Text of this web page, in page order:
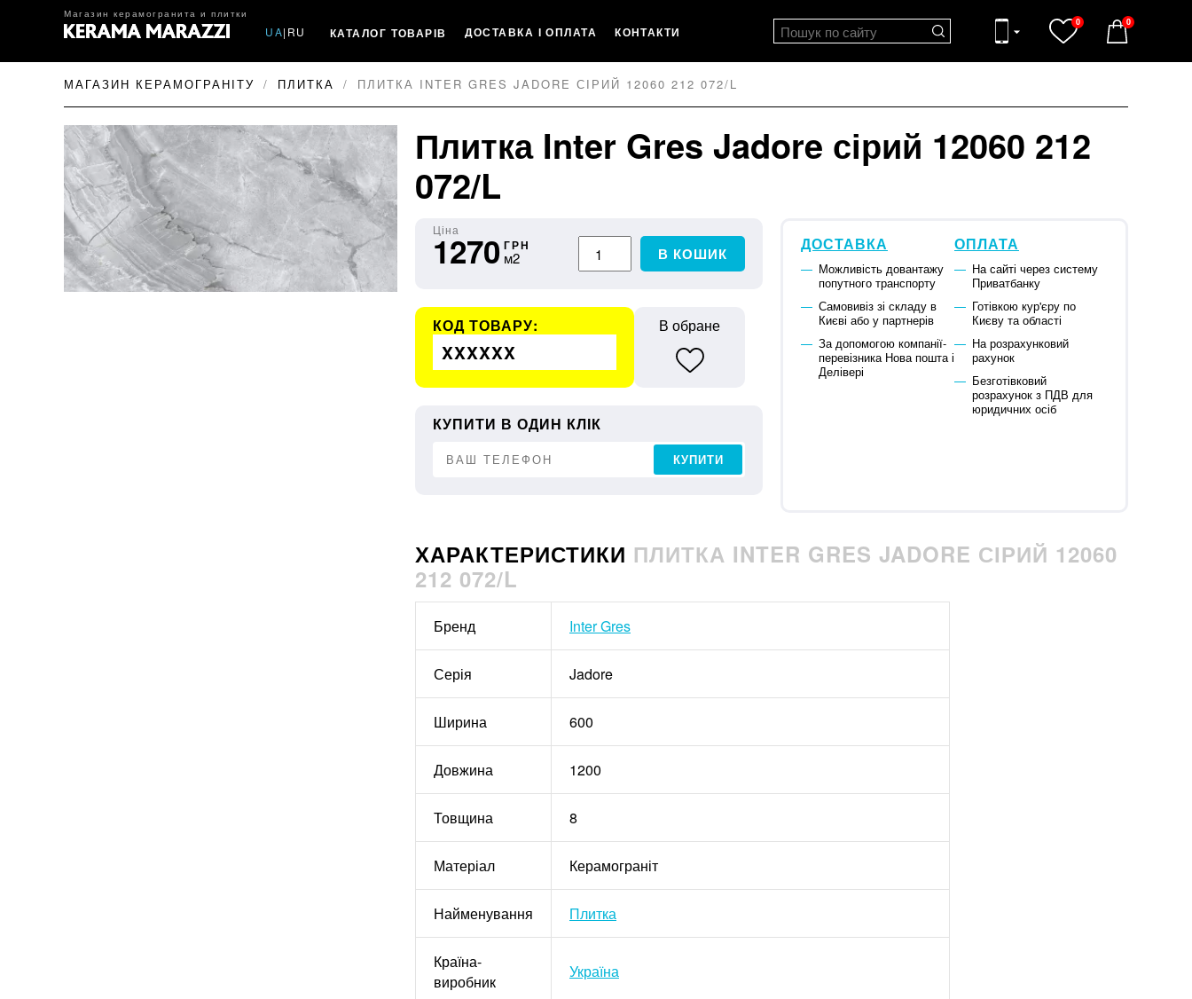
Магазин керамогранита и плитки
UA| RU КАТАЛОГ ТОВАРІВ ДОСТАВКА І ОПЛАТА КОНТАКТИ
0 0
МАГАЗИН КЕРАМОГРАНІТУ ПЛИТКА ПЛИТКА INTER GRES JADORE СІРИЙ 12060 212 072/L
Плитка Inter Gres Jadore сірий 12060 212
072/L
Ціна
1270 ГРН
м2 В КОШИК
КОД ТОВАРУ:
XXXXXX
В обране
КУПИТИ В ОДИН КЛІК
КУПИТИ
ДОСТАВКА
Можливість довантажу
попутного транспорту
Самовивіз зі складу в
Києві або у партнерів
За допомогою компанії-
перевізника Нова пошта і
Делівері
ОПЛАТА
На сайті через систему
Приватбанку
Готівкою кур'єру по
Києву та області
На розрахунковий
рахунок
Безготівковий
розрахунок з ПДВ для
юридичних осіб
ХАРАКТЕРИСТИКИ ПЛИТКА INTER GRES JADORE СІРИЙ 12060
212 072/L
Бренд Inter Gres
Серія Jadore
Ширина 600
Довжина 1200
Товщина 8
Матеріал Керамограніт
Найменування Плитка
Країна-
виробник
Україна